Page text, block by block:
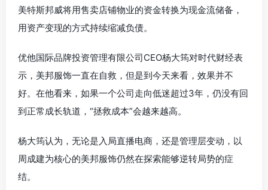
美特斯邦威将用售卖店铺物业的资金转换为现金流储备，
用资产变现的方式持续缩减负债。
优他国际品牌投资管理有限公司CEO杨大筠对时代财经表
示，美邦服饰一直在自救，但是到今天来看，效果并不
好。在他看来，如果一个公司走向低迷超过3年，仍没有回
到正常成长轨道，“拯救成本”会越来越高。
杨大筠认为，无论是入局直播电商，还是管理层变动，以
周成建为核心的美邦服饰仍然在探索能够逆转局势的症
结。